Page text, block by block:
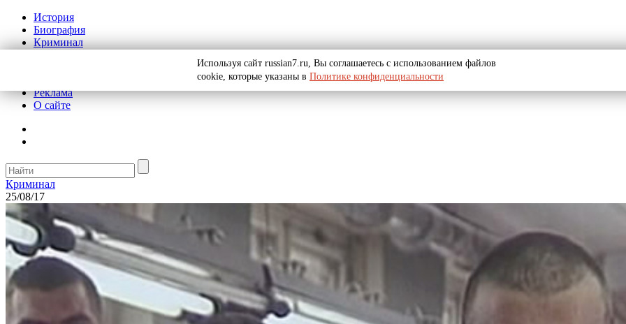
История
Биография
Криминал
Реклама
О сайте
Криминал
25/08/17
Используя сайт russian7.ru, Вы соглашаетесь с использованием файлов
cookie, которые указаны в Политике конфиденциальности